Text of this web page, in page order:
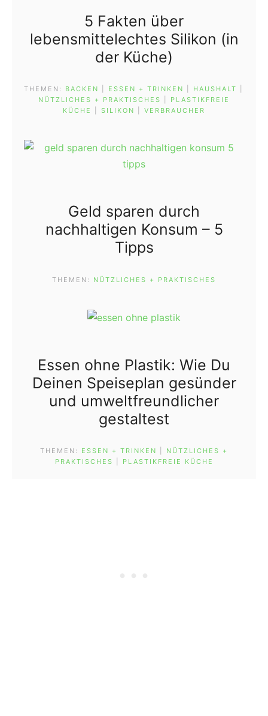
5 Fakten über
lebensmittelechtes Silikon (in
der Küche)
THEMEN: BACKEN ESSEN + TRINKEN HAUSHALT
NÜTZLICHES + PRAKTISCHES
PLASTIKFREIE
KÜCHE
SILIKON VERBRAUCHER
Geld sparen durch
nachhaltigen Konsum – 5
Tipps
THEMEN: NÜTZLICHES + PRAKTISCHES
Essen ohne Plastik: Wie Du
Deinen Speiseplan gesünder
und umweltfreundlicher
gestaltest
THEMEN: ESSEN + TRINKEN
NÜTZLICHES +
PRAKTISCHES
PLASTIKFREIE KÜCHE